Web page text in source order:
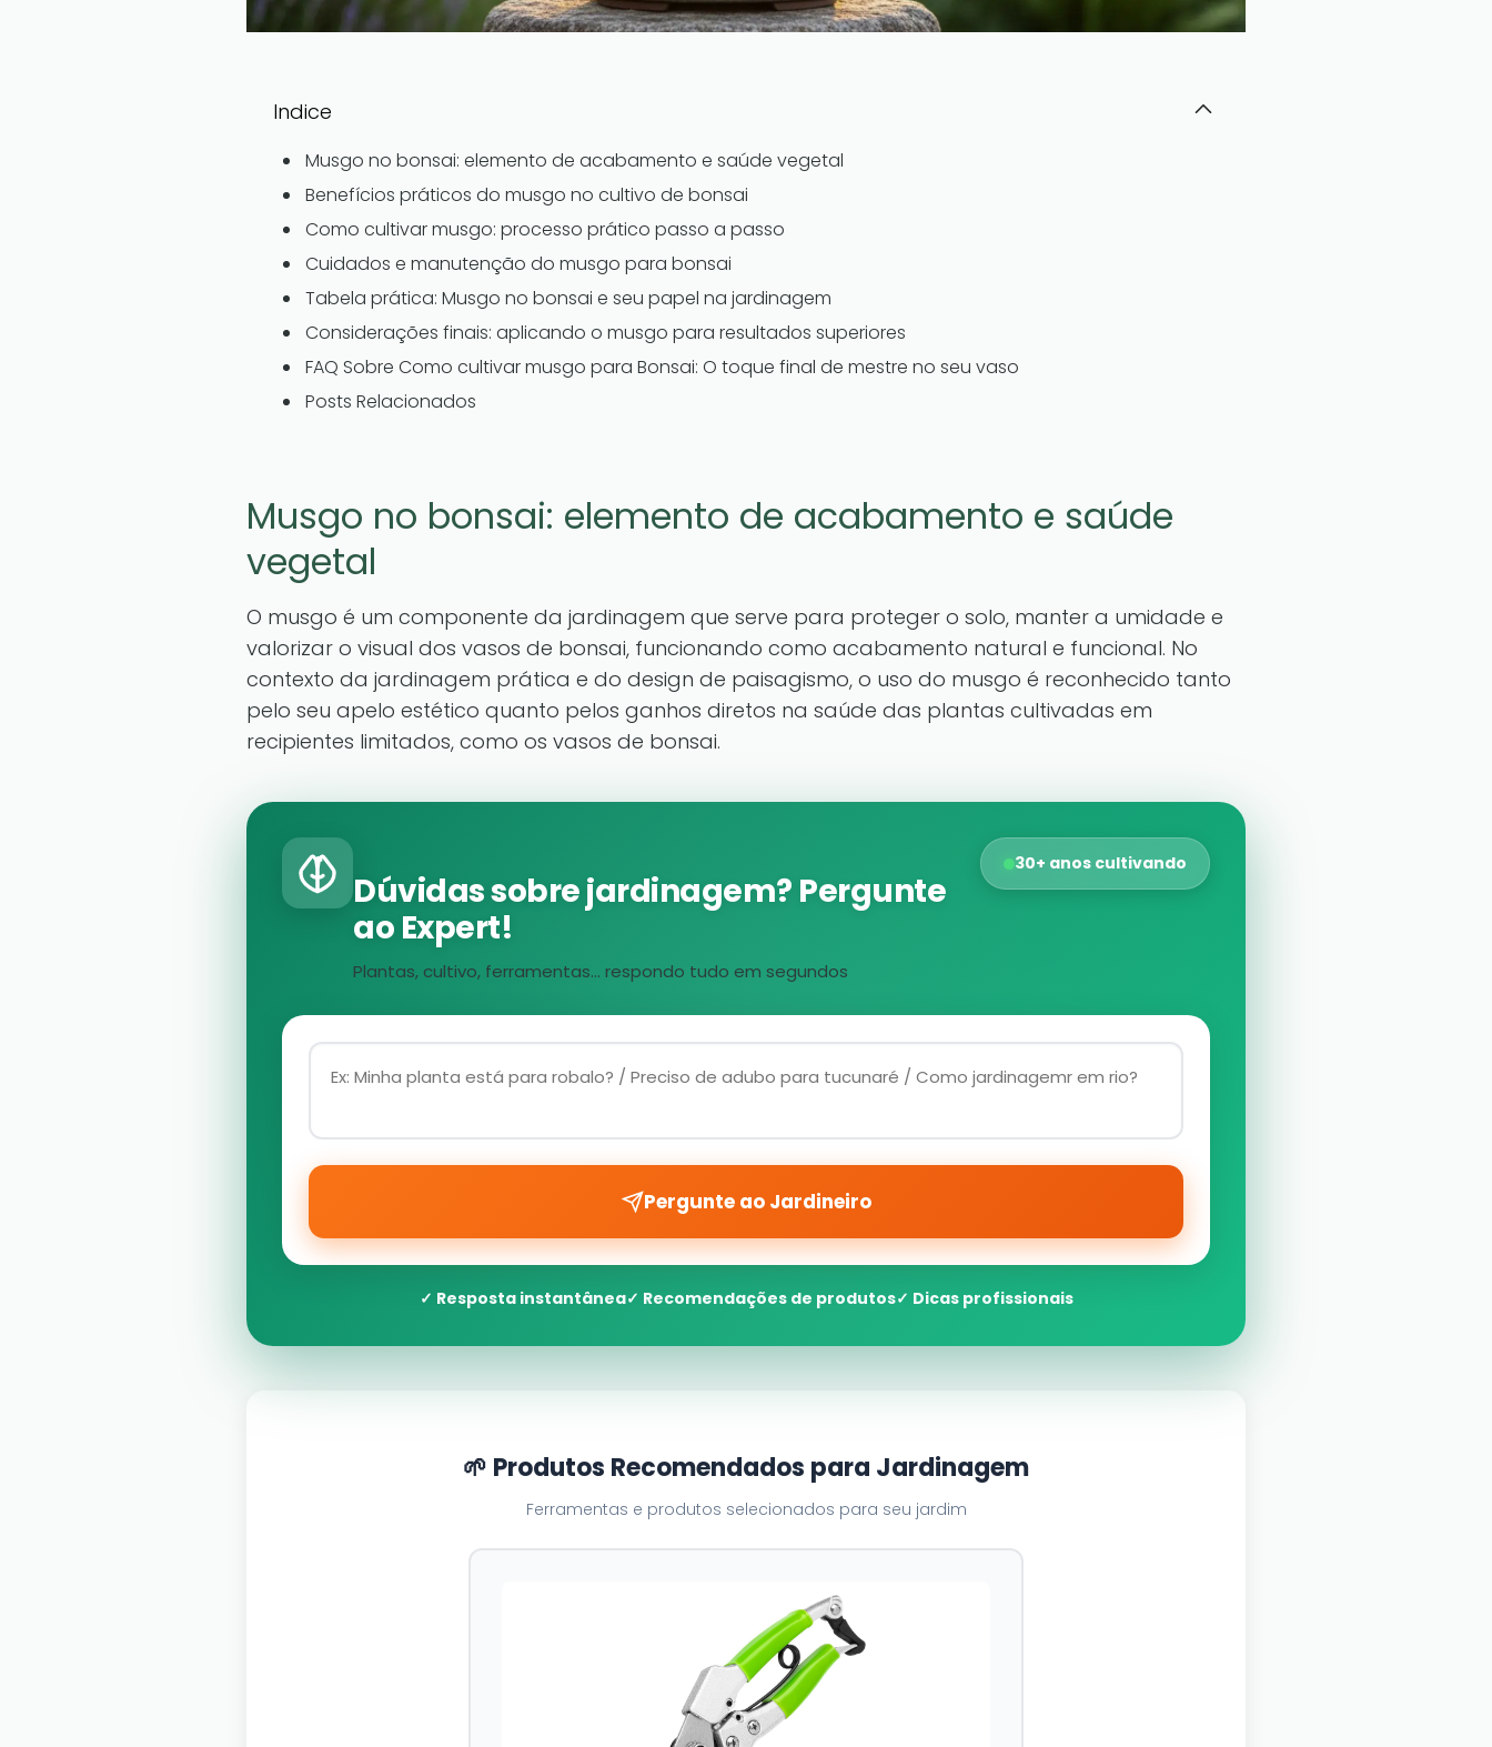
Indice
Musgo no bonsai: elemento de acabamento e saúde vegetal
Benefícios práticos do musgo no cultivo de bonsai
Como cultivar musgo: processo prático passo a passo
Cuidados e manutenção do musgo para bonsai
Tabela prática: Musgo no bonsai e seu papel na jardinagem
Considerações finais: aplicando o musgo para resultados superiores
FAQ Sobre Como cultivar musgo para Bonsai: O toque final de mestre no seu vaso
Posts Relacionados
Musgo no bonsai: elemento de acabamento e saúde
vegetal
O musgo é um componente da jardinagem que serve para proteger o solo, manter a umidade e
valorizar o visual dos vasos de bonsai, funcionando como acabamento natural e funcional. No
contexto da jardinagem prática e do design de paisagismo, o uso do musgo é reconhecido tanto
pelo seu apelo estético quanto pelos ganhos diretos na saúde das plantas cultivadas em
recipientes limitados, como os vasos de bonsai.
Dúvidas sobre jardinagem? Pergunte
ao Expert!
Plantas, cultivo, ferramentas... respondo tudo em segundos
30+ anos cultivando
Pergunte ao Jardineiro
✓ Resposta instantânea✓ Recomendações de produtos✓ Dicas profissionais
🌱 Produtos Recomendados para Jardinagem
Ferramentas e produtos selecionados para seu jardim